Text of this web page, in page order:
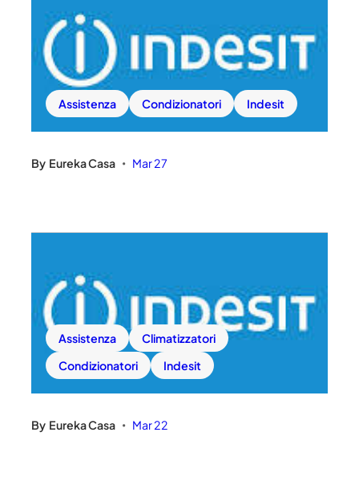
Assistenza Condizionatori Indesit
By Eureka Casa • Mar 27
Assistenza
Climatizzatori
Condizionatori
Indesit
By Eureka Casa • Mar 22